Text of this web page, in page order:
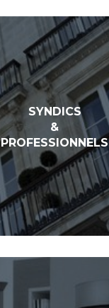
SYNDICS
&
PROFESSIONNELS